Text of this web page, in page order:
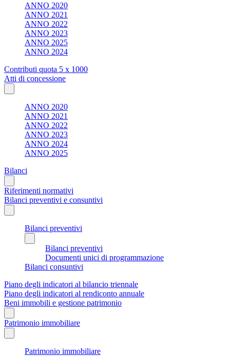
ANNO 2020
ANNO 2021
ANNO 2022
ANNO 2023
ANNO 2025
ANNO 2024
Contributi quota 5 x 1000
Atti di concessione
ANNO 2020
ANNO 2021
ANNO 2022
ANNO 2023
ANNO 2024
ANNO 2025
Bilanci
Riferimenti normativi
Bilanci preventivi e consuntivi
Bilanci preventivi
Bilanci preventivi
Documenti unici di programmazione
Bilanci consuntivi
Piano degli indicatori al bilancio triennale
Piano degli indicatori al rendiconto annuale
Beni immobili e gestione patrimonio
Patrimonio immobiliare
Patrimonio immobiliare